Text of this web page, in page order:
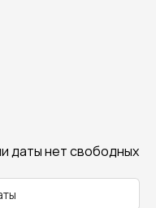
даты нет свободных